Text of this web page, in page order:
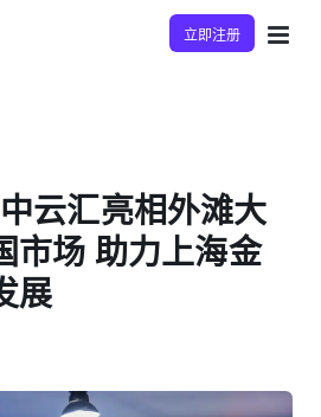
立即注册
云汇亮相外滩大
市场 助力上海金
展